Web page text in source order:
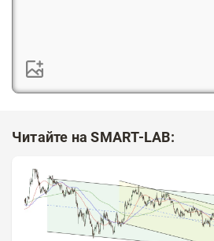
Читайте на SMART-LAB: